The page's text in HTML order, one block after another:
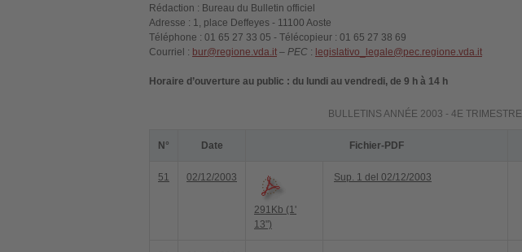
Rédaction : Bureau du Bulletin officiel
Adresse : 1, place Deffeyes - 11100 Aoste
Téléphone : 01 65 27 33 05 - Télécopieur : 01 65 27 38 69
Courriel : bur@regione.vda.it – PEC : legislativo_legale@pec.regione.vda.it
Horaire d’ouverture au public : du lundi au vendredi, de 9 h à 14 h
BULLETINS ANNÉE 2003 - 4E TRIMESTRE
N° Date Fichier-PDF
51 02/12/2003
291Kb (1'
13")
Sup. 1 del 02/12/2003